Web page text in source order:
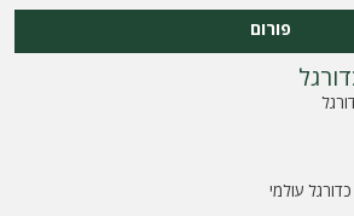
פורום
עולמי